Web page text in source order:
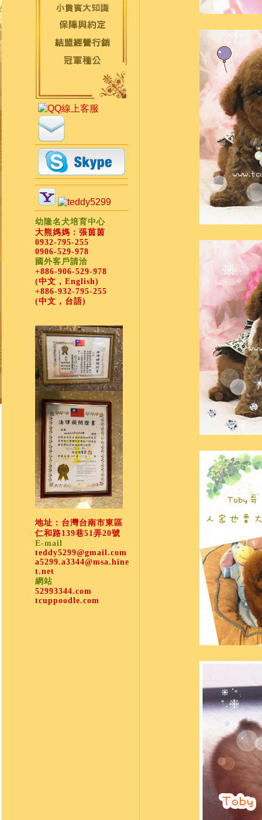
幼隆名犬培育中心
大熊媽媽：張茵茵
0932-795-255
0906-529-978
國外客戶請洽
+886-906-529-978
(中文，English)
+886-932-795-255
(中文，台語)
地址：台灣台南市東區
仁和路139巷51弄20號
E-mail
teddy5299@gmail.com
a5299.a3344@msa.hine
t.net
網站
52993344.com
tcuppoodle.com